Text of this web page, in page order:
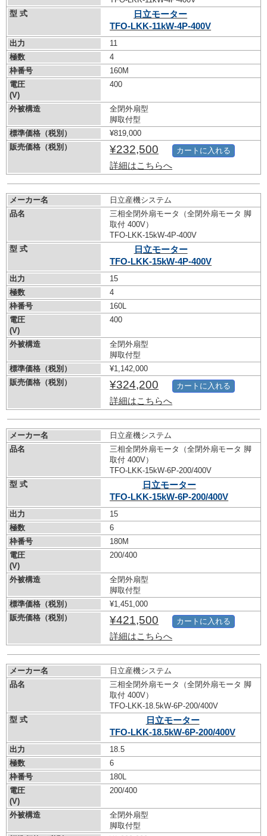
型 式
日立モーター
TFO-LKK-11kW-4P-400V
出力
11
極数
4
枠番号
160M
電圧
(V)
400
外被構造
全閉外扇型
脚取付型
標準価格（税別）
¥819,000
販売価格（税別）
¥232,500
詳細はこちらへ
カートに入れる
メーカー名
日立産機システム
品名
三相全閉外扇モータ（全閉外扇モータ 脚
取付 400V）
TFO-LKK-15kW-4P-400V
型 式
日立モーター
TFO-LKK-15kW-4P-400V
出力
15
極数
4
枠番号
160L
電圧
(V)
400
外被構造
全閉外扇型
脚取付型
標準価格（税別）
¥1,142,000
販売価格（税別）
¥324,200
詳細はこちらへ
カートに入れる
メーカー名
日立産機システム
品名
三相全閉外扇モータ（全閉外扇モータ 脚
取付 400V）
TFO-LKK-15kW-6P-200/400V
型 式
日立モーター
TFO-LKK-15kW-6P-200/400V
出力
15
極数
6
枠番号
180M
電圧
(V)
200/400
外被構造
全閉外扇型
脚取付型
標準価格（税別）
¥1,451,000
販売価格（税別）
¥421,500
詳細はこちらへ
カートに入れる
メーカー名
日立産機システム
品名
三相全閉外扇モータ（全閉外扇モータ 脚
取付 400V）
TFO-LKK-18.5kW-6P-200/400V
型 式
日立モーター
TFO-LKK-18.5kW-6P-200/400V
出力
18.5
極数
6
枠番号
180L
電圧
(V)
200/400
外被構造
全閉外扇型
脚取付型